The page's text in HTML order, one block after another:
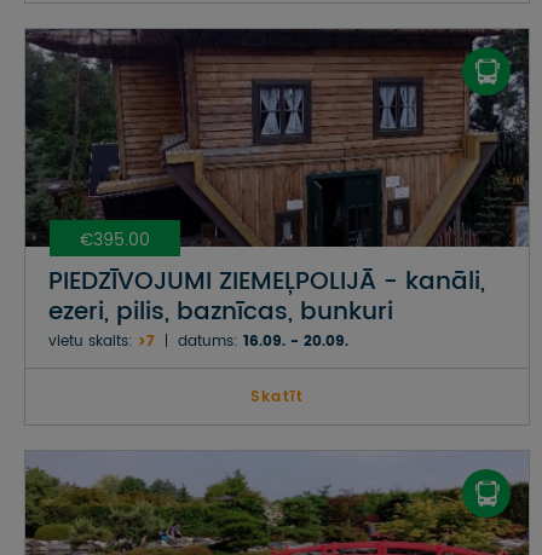
€395.00
PIEDZĪVOJUMI ZIEMEĻPOLIJĀ - kanāli,
ezeri, pilis, baznīcas, bunkuri
vietu skaits: >7 datums: 16.09. - 20.09.
Skatīt